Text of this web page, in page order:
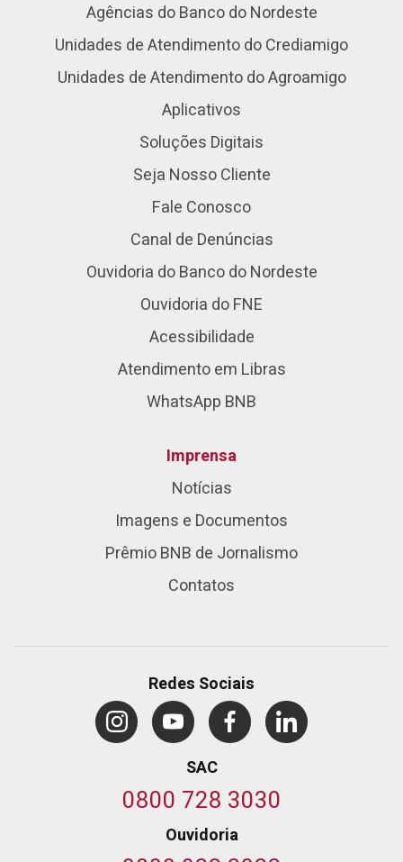
Agências do Banco do Nordeste
Unidades de Atendimento do Crediamigo
Unidades de Atendimento do Agroamigo
Aplicativos
Soluções Digitais
Seja Nosso Cliente
Fale Conosco
Canal de Denúncias
Ouvidoria do Banco do Nordeste
Ouvidoria do FNE
Acessibilidade
Atendimento em Libras
WhatsApp BNB
Imprensa
Notícias
Imagens e Documentos
Prêmio BNB de Jornalismo
Contatos
Redes Sociais
SAC
0800 728 3030
Ouvidoria